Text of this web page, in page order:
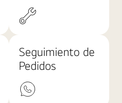
Seguimiento de
Pedidos